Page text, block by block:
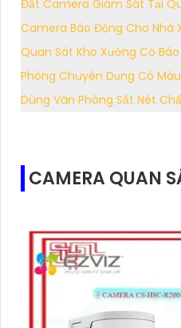
Đặt Camera Giám Sát Tại
Camera Báo Động Cho Nhà
Quan Sát Kho Xưởng Có
Phòng Chuyên Dụng Có
Dùng Văn Phòng Sắt Nét
CAMERA QUAN